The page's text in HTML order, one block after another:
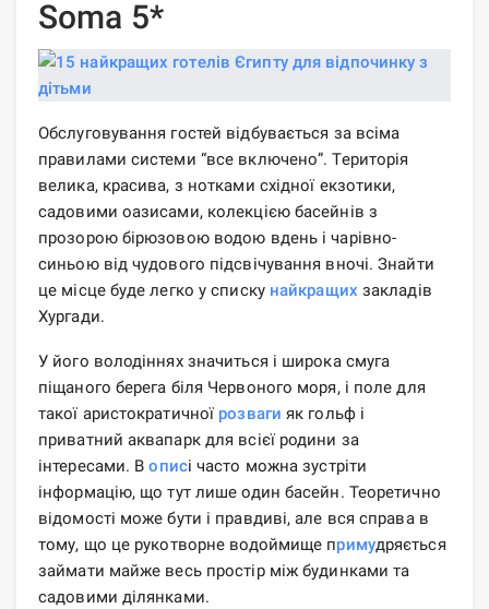
Soma 5*
Обслуговування гостей відбувається за всіма
правилами системи “все включено”. Територія
велика, красива, з нотками східної екзотики,
садовими оазисами, колекцією басейнів з
прозорою бірюзовою водою вдень і чарівно-
синьою від чудового підсвічування вночі. Знайти
це місце буде легко у списку найкращих закладів
Хургади.
У його володіннях значиться і широка смуга
піщаного берега біля Червоного моря, і поле для
такої аристократичної розваги як гольф і
приватний аквапарк для всієї родини за
інтересами. Вописі часто можна зустріти
інформацію, що тут лише один басейн. Теоретично
відомості може бути і правдиві, але вся справа в
тому, що це рукотворне водоймище примудряється
займати майже весь простір між будинками та
садовими ділянками.